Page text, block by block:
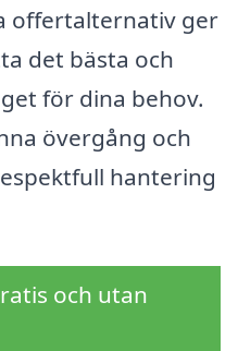
offertalternativ ger
det bästa och
för dina behov.
övergång och
hantering
och utan